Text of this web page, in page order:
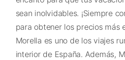
sean inolvidables. ¡Siempre
para obtener los precios más
Morella es uno de los viajes
interior de España. Además,